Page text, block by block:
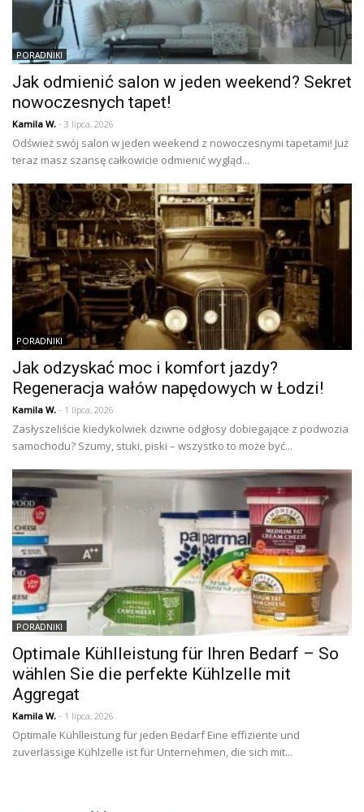
PORADNIKI
Jak odmienić salon w jeden weekend? Sekret
nowoczesnych tapet!
Kamila W. - 3 lipca, 2026
Odśwież swój salon w jeden weekend z nowoczesnymi tapetami! Już
teraz masz szansę całkowicie odmienić wygląd...
PORADNIKI
Jak odzyskać moc i komfort jazdy?
Regeneracja wałów napędowych w Łodzi!
Kamila W. - 1 lipca, 2026
Zasłyszeliście kiedykolwiek dziwne odgłosy dobiegające z podwozia
samochodu? Szumy, stuki, piski – wszystko to może być...
PORADNIKI
Optimale Kühlleistung für Ihren Bedarf – So
wählen Sie die perfekte Kühlzelle mit
Aggregat
Kamila W. - 1 lipca, 2026
Optimale Kühlleistung für jeden Bedarf Eine effiziente und
zuverlässige Kühlzelle ist für Unternehmen, die sich mit...